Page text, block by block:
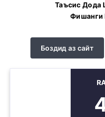
Таъсис Дода
Боздид аз сайт